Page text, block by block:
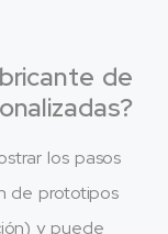
de
los pasos
de prototipos
y puede